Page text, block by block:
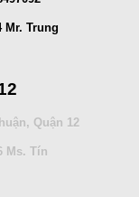
Mr. Trung
Quận 12
Ms. Tín